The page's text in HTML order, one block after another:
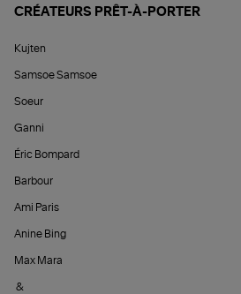
CRÉATEURS PRÊT-À-PORTER
Kujten
Samsoe Samsoe
Soeur
Ganni
Éric Bompard
Barbour
Ami Paris
Anine Bing
Max Mara
&